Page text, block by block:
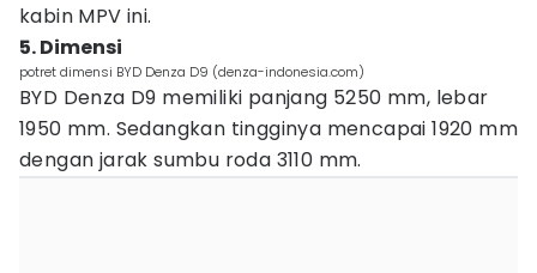
kabin MPV ini.
5. Dimensi
potret dimensi BYD Denza D9 (denza-indonesia.com)
BYD Denza D9 memiliki panjang 5250 mm, lebar
1950 mm. Sedangkan tingginya mencapai 1920 mm
dengan jarak sumbu roda 3110 mm.